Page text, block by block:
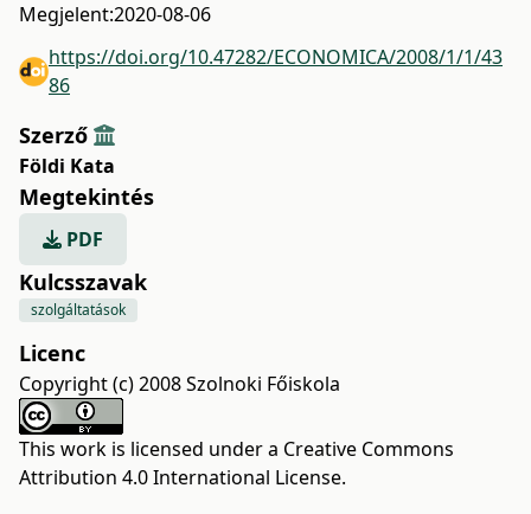
Megjelent:2020-08-06
https://doi.org/10.47282/ECONOMICA/2008/1/1/43
86
Szerző
Földi Kata
Megtekintés
PDF
Kulcsszavak
szolgáltatások
Licenc
Copyright (c) 2008 Szolnoki Főiskola
This work is licensed under a Creative Commons
Attribution 4.0 International License.